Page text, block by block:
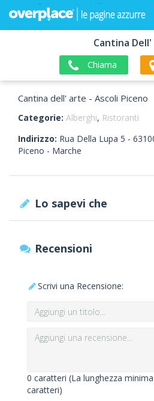
Cantina
Chiama
Cantina dell' arte - Ascoli Piceno
Categorie: Alberghi, Ristoranti
Indirizzo: Rua Della Lupa 5 -
Piceno - Marche
Lo sapevi che
Recensioni
Scrivi una Recensione:
0 caratteri (La lunghezza
caratteri)